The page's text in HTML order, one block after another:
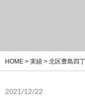
HOME > 実績 > 北区豊島四
2021/12/22